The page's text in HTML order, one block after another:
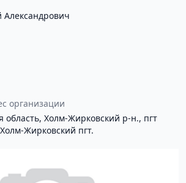
организации
область, Холм-Жирковский р-н., пгт
Жирковский пгт.